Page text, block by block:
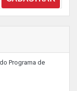
Programa de